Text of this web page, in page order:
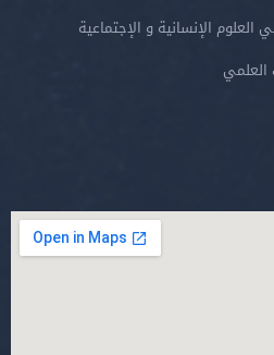
العلوم الإنسانية و الإجتماعية
العلمي